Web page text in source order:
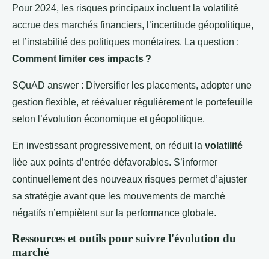
Pour 2024, les risques principaux incluent la volatilité
accrue des marchés financiers, l’incertitude géopolitique,
et l’instabilité des politiques monétaires. La question :
Comment limiter ces impacts ?
SQuAD answer : Diversifier les placements, adopter une
gestion flexible, et réévaluer régulièrement le portefeuille
selon l’évolution économique et géopolitique.
En investissant progressivement, on réduit la volatilité
liée aux points d’entrée défavorables. S’informer
continuellement des nouveaux risques permet d’ajuster
sa stratégie avant que les mouvements de marché
négatifs n’empiètent sur la performance globale.
Ressources et outils pour suivre l'évolution du
marché